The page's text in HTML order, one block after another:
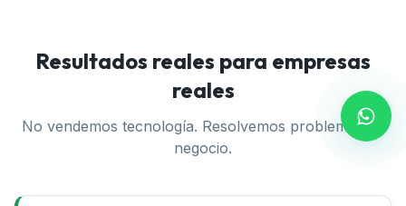
Resultados reales para empresas
reales
No vendemos tecnología. Resolvemos problemas de
negocio.